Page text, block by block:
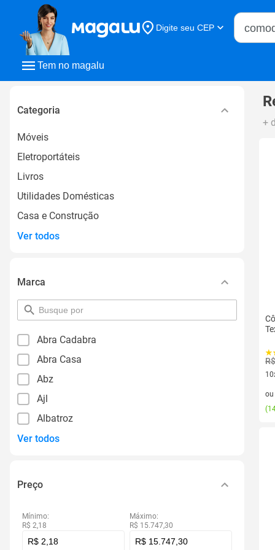
Tem no magalu
Digite seu CEP
Buscar
Categoria
Móveis
Eletroportáteis
Livros
Utilidades Domésticas
Casa e Construção
Ver todos
Marca
pesquisar
por
Abra Cadabra
Abra Casa
Abz
Ajl
Albatroz
Ver todos
Preço
Mínimo:
R$ 2,18
Máximo:
R$ 15.747,30
+
ou
(